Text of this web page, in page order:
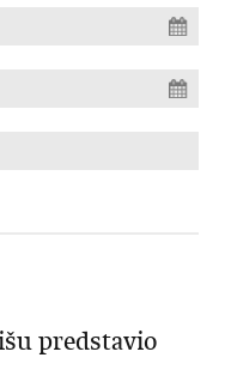
predstavio